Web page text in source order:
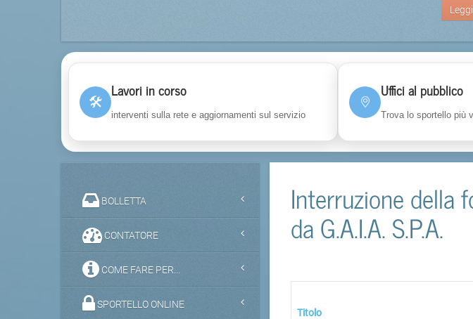
🛠
Lavori in corso
interventi sulla rete e aggiornamenti sul servizio
Uffici al pubblico
Trova lo sportello più
Interruzione della
da G.A.I.A. S.P.A.
Titolo
BOLLETTA
CONTATORE
COME FARE PER...
SPORTELLO ONLINE